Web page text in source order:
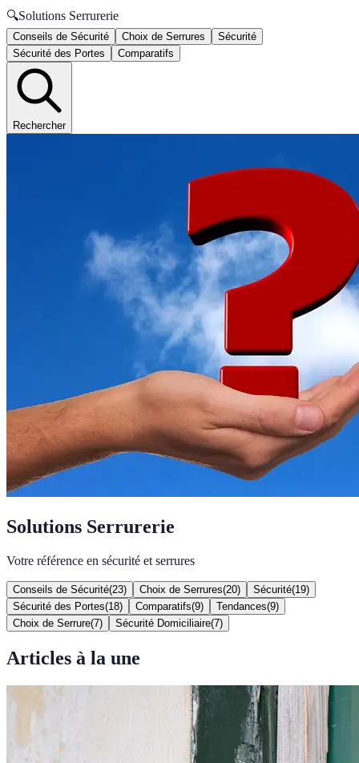
🔍Solutions Serrurerie
Conseils de Sécurité Choix de Serrures
Sécurité
Sécurité des Portes
Comparatifs
Rechercher
Solutions Serrurerie
Votre référence en sécurité et serrures
Conseils de Sécurité(23) Choix de Serrures(20) Sécurité(19)
Sécurité des Portes(18) Comparatifs(9) Tendances(9)
Choix de Serrure(7) Sécurité Domiciliaire(7)
Articles à la une